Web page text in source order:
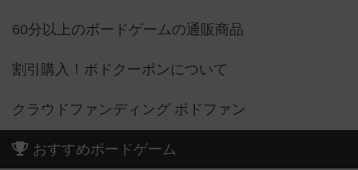
60分以上のボードゲームの通販商品
割引購入！ボドクーポンについて
クラウドファンディング ボドファン
おすすめボードゲーム